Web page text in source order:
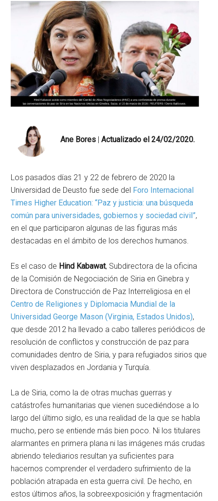
Ane Bores |Actualizado el 24/02/2020.
Los pasados días 21 y 22 de febrero de 2020 la
Universidad de Deusto fue sede del Foro Internacional
Times Higher Education: “Paz y justicia: una búsqueda
común para universidades, gobiernos y sociedad civil”,
en el que participaron algunas de las figuras más
destacadas en el ámbito de los derechos humanos.
Es el caso de Hind Kabawat, Subdirectora de la oficina
de la Comisión de Negociación de Siria en Ginebra y
Directora de Construcción de Paz Interreligiosa en el
Centro de Religiones y Diplomacia Mundial de la
Universidad George Mason (Virginia, Estados Unidos),
que desde 2012 ha llevado a cabo talleres periódicos de
resolución de conflictos y construcción de paz para
comunidades dentro de Siria, y para refugiados sirios que
viven desplazados en Jordania y Turquía.
La de Siria, como la de otras muchas guerras y
catástrofes humanitarias que vienen sucediéndose a lo
largo del último siglo, es una realidad de la que se habla
mucho, pero se entiende más bien poco. Ni los titulares
alarmantes en primera plana ni las imágenes más crudas
abriendo telediarios resultan ya suficientes para
hacernos comprender el verdadero sufrimiento de la
población atrapada en esta guerra civil. De hecho, en
estos últimos años, la sobreexposición y fragmentación